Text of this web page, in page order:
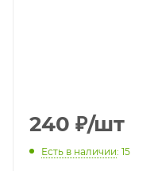
240 ₽/шт
Есть в наличии: 15